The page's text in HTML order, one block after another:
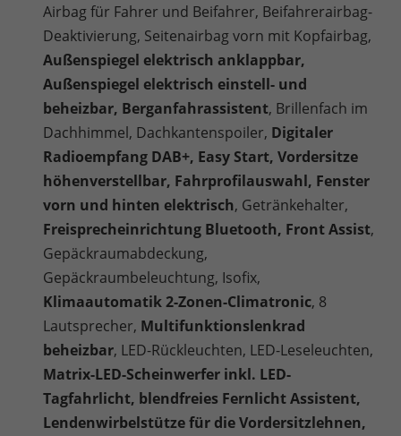
Airbag für Fahrer und Beifahrer, Beifahrerairbag-
Deaktivierung, Seitenairbag vorn mit Kopfairbag,
Außenspiegel elektrisch anklappbar,
Außenspiegel elektrisch einstell- und
beheizbar, Berganfahrassistent, Brillenfach im
Dachhimmel, Dachkantenspoiler, Digitaler
Radioempfang DAB+, Easy Start, Vordersitze
höhenverstellbar, Fahrprofilauswahl, Fenster
vorn und hinten elektrisch, Getränkehalter,
Freisprecheinrichtung Bluetooth, Front Assist,
Gepäckraumabdeckung,
Gepäckraumbeleuchtung, Isofix,
Klimaautomatik 2-Zonen-Climatronic, 8
Lautsprecher, Multifunktionslenkrad
beheizbar, LED-Rückleuchten, LED-Leseleuchten,
Matrix-LED-Scheinwerfer inkl. LED-
Tagfahrlicht, blendfreies Fernlicht Assistent,
Lendenwirbelstütze für die Vordersitzlehnen,